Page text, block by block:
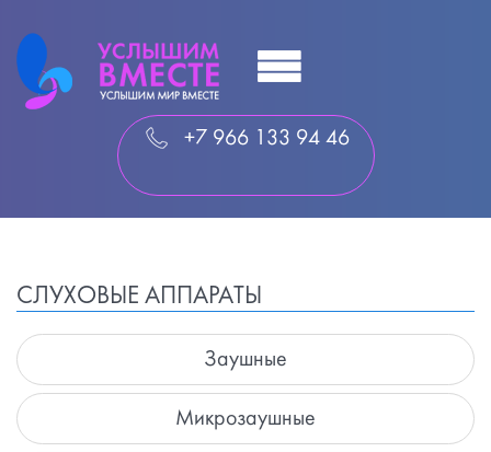
+7 966 133 94 46
СЛУХОВЫЕ АППАРАТЫ
Заушные
Микрозаушные